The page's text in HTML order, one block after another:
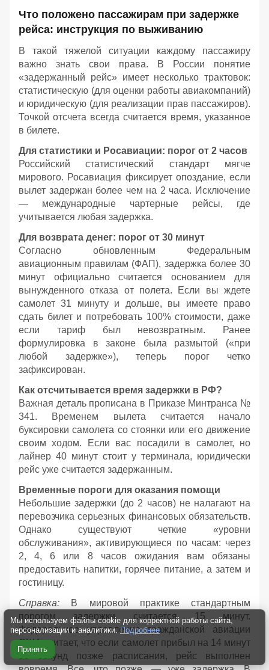
Что положено пассажирам при задержке
рейса: инструкция по выживанию
В такой тяжелой ситуации каждому пассажиру
важно знать свои права. В России понятие
«задержанный рейс» имеет несколько трактовок:
статистическую (для оценки работы авиакомпаний)
и юридическую (для реализации прав пассажиров).
Точкой отсчета всегда считается время, указанное
в билете.
Для статистики и Росавиации: порог от 2 часов
Российский статистический стандарт мягче
мирового. Росавиация фиксирует опоздание, если
вылет задержан более чем на 2 часа. Исключение
— международные чартерные рейсы, где
учитывается любая задержка.
Для возврата денег: порог от 30 минут
Согласно обновленным Федеральным
авиационным правилам (ФАП), задержка более 30
минут официально считается основанием для
вынужденного отказа от полета. Если вы ждете
самолет 31 минуту и дольше, вы имеете право
сдать билет и потребовать 100% стоимости, даже
если тариф был невозвратным. Ранее
формулировка в законе была размытой («при
любой задержке»), теперь порог четко
зафиксирован.
Как отсчитывается время задержки в РФ?
Важная деталь прописана в Приказе Минтранса №
341. Временем вылета считается начало
буксировки самолета со стоянки или его движение
своим ходом. Если вас посадили в самолет, но
лайнер 40 минут стоит у терминала, юридически
рейс уже считается задержанным.
Временные пороги для оказания помощи
Небольшие задержки (до 2 часов) не налагают на
перевозчика серьезных финансовых обязательств.
Однако существуют четкие «уровни
обслуживания», активирующиеся по часам: через
2, 4, 6 или 8 часов ожидания вам обязаны
предоставить напитки, горячее питание, а затем и
гостиницу.
Справка: В мировой практике стандартным
порогом задержки считается 15 минут.
Федеральное управление гражданской авиации
США считает, что если самолет прибыл на 14 минут
59 секунд позже расписания, рейс выполнен
Мы используем файлы cookie для корректной работы сайта,
персонализации и аналитики. Подробнее
Принять